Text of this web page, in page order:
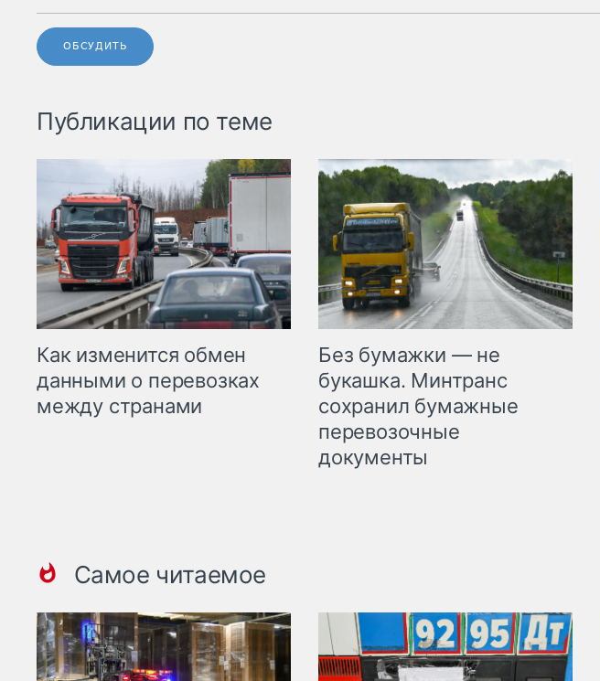
ОБСУДИТЬ
Публикации по теме
Как изменится обмен
данными о перевозках
между странами
Без бумажки — не
букашка. Минтранс
сохранил бумажные
перевозочные
документы
Самое читаемое